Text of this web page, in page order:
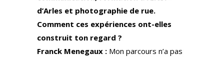
d’Arles et photographie de rue.
Comment ces expériences ont-elles
construit ton regard ?
Franck Menegaux : Mon parcours n’a pas